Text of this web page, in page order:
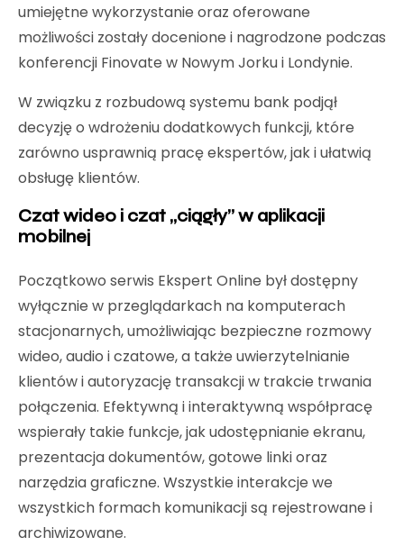
umiejętne wykorzystanie oraz oferowane
możliwości zostały docenione i nagrodzone podczas
konferencji Finovate w Nowym Jorku i Londynie.
W związku z rozbudową systemu bank podjął
decyzję o wdrożeniu dodatkowych funkcji, które
zarówno usprawnią pracę ekspertów, jak i ułatwią
obsługę klientów.
Czat wideo i czat „ciągły” w aplikacji
mobilnej
Początkowo serwis Ekspert Online był dostępny
wyłącznie w przeglądarkach na komputerach
stacjonarnych, umożliwiając bezpieczne rozmowy
wideo, audio i czatowe, a także uwierzytelnianie
klientów i autoryzację transakcji w trakcie trwania
połączenia. Efektywną i interaktywną współpracę
wspierały takie funkcje, jak udostępnianie ekranu,
prezentacja dokumentów, gotowe linki oraz
narzędzia graficzne. Wszystkie interakcje we
wszystkich formach komunikacji są rejestrowane i
archiwizowane.